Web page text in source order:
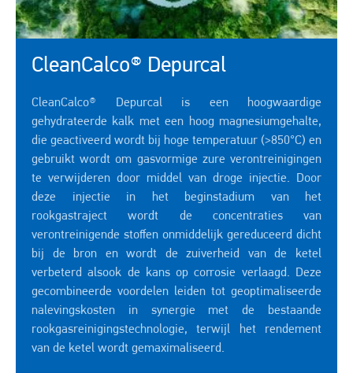
CleanCalco® Depurcal
CleanCalco® Depurcal is een hoogwaardige
gehydrateerde kalk met een hoog magnesiumgehalte,
die geactiveerd wordt bij hoge temperatuur (>850°C) en
gebruikt wordt om gasvormige zure verontreinigingen
te verwijderen door middel van droge injectie. Door
deze injectie in het beginstadium van het
rookgastraject wordt de concentraties van
verontreinigende stoffen onmiddelijk gereduceerd dicht
bij de bron en wordt de zuiverheid van de ketel
verbeterd alsook de kans op corrosie verlaagd. Deze
gecombineerde voordelen leiden tot geoptimaliseerde
nalevingskosten in synergie met de bestaande
rookgasreinigingstechnologie, terwijl het rendement
van de ketel wordt gemaximaliseerd.